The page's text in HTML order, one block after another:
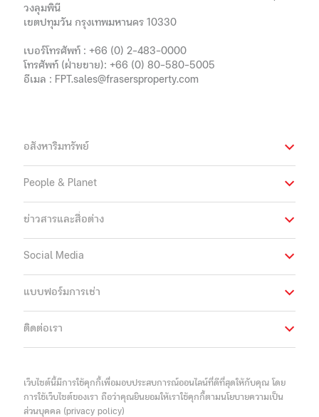
วงลุมพินี
เขตปทุมวัน กรุงเทพมหานคร 10330
เบอร์โทรศัพท์ : +66 (0) 2-483-0000
โทรศัพท์ (ฝ่ายขาย): +66 (0) 80-580-5005
อีเมล : FPT.sales@frasersproperty.com
อสังหาริมทรัพย์
People & Planet
ข่าวสารและสื่อต่าง
Social Media
แบบฟอร์มการเช่า
ติดต่อเรา
เว็บไซต์นี้มีการใช้คุกกี้เพื่อมอบประสบการณ์ออนไลน์ที่ดีที่สุดให้กับคุณ โดย
การใช้เว็บไซต์ของเรา ถือว่าคุณยินยอมให้เราใช้คุกกี้ตามนโยบายความเป็น
ส่วนบุคคล (privacy policy)